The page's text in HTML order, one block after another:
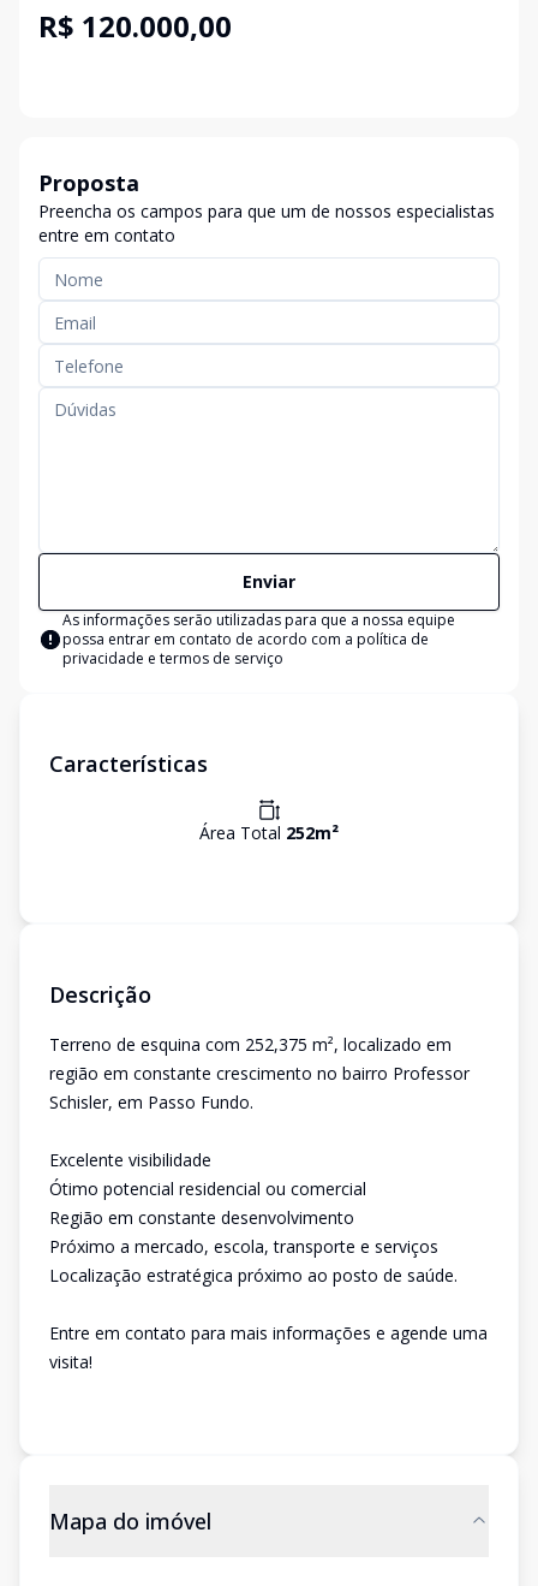
R$ 120.000,00
Proposta
Preencha os campos para que um de nossos especialistas
entre em contato
Enviar
As informações serão utilizadas para que a nossa equipe
possa entrar em contato de acordo com a política de
privacidade e termos de serviço
Características
Área Total 252m²
Descrição
Terreno de esquina com 252,375 m², localizado em
região em constante crescimento no bairro Professor
Schisler, em Passo Fundo.
Excelente visibilidade
Ótimo potencial residencial ou comercial
Região em constante desenvolvimento
Próximo a mercado, escola, transporte e serviços
Localização estratégica próximo ao posto de saúde.
Entre em contato para mais informações e agende uma
visita!
Mapa do imóvel